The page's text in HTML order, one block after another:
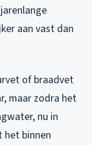
aan vast dan
of braadvet
maar zodra het
nu in
het binnen